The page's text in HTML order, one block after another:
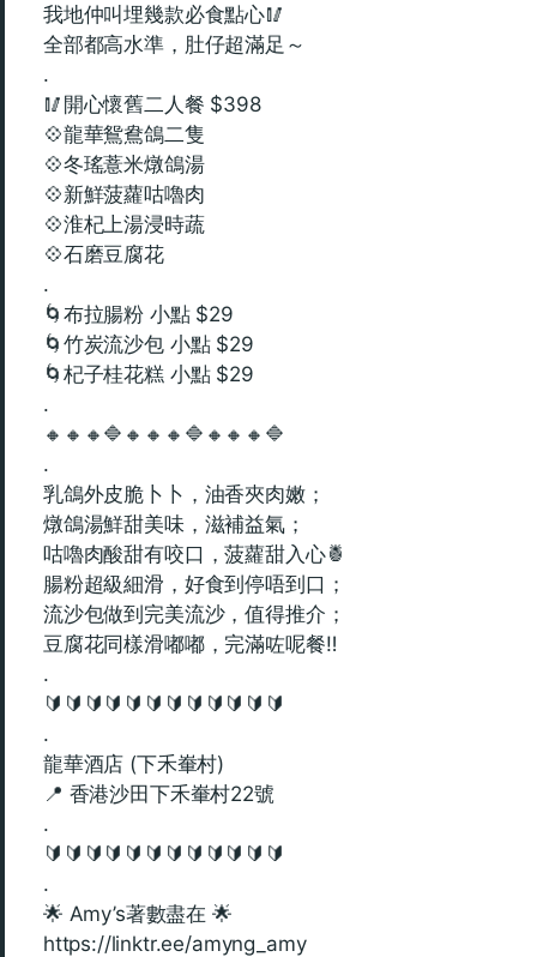
我地仲叫埋幾款必食點心🥢
全部都高水準，肚仔超滿足～
.
🥢開心懷舊二人餐 $398
💠龍華鴛鴦鴿二隻
💠冬瑤薏米燉鴿湯
💠新鮮菠蘿咕嚕肉
💠淮杞上湯浸時蔬
💠石磨豆腐花
.
🌀布拉腸粉 小點 $29
🌀竹炭流沙包 小點 $29
🌀杞子桂花糕 小點 $29
.
🔸🔸🔸🔷🔸🔸🔸🔷🔸🔸🔸🔷
.
乳鴿外皮脆卜卜，油香夾肉嫩；
燉鴿湯鮮甜美味，滋補益氣；
咕嚕肉酸甜有咬口，菠蘿甜入心🍍
腸粉超級細滑，好食到停唔到口；
流沙包做到完美流沙，值得推介；
豆腐花同樣滑嘟嘟，完滿咗呢餐‼️
.
🔰🔰🔰🔰🔰🔰🔰🔰🔰🔰🔰🔰
.
龍華酒店 (下禾輋村)
📍 香港沙田下禾輋村22號
.
🔰🔰🔰🔰🔰🔰🔰🔰🔰🔰🔰🔰
.
🌟 Amy’s著數盡在 🌟
https://linktr.ee/amyng_amy